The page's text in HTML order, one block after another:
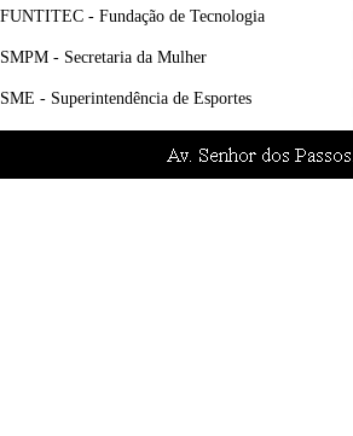
FUNTITEC - Fundação de Tecnologia
SMPM - Secretaria da Mulher
SME - Superintendência de Esportes